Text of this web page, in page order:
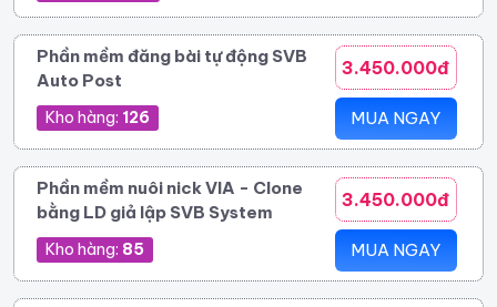
Phần mềm đăng bài tự động SVB
Auto Post
Kho hàng: 126
3.450.000đ
MUA NGAY
Phần mềm nuôi nick VIA - Clone
bằng LD giả lập SVB System
Kho hàng: 85
3.450.000đ
MUA NGAY